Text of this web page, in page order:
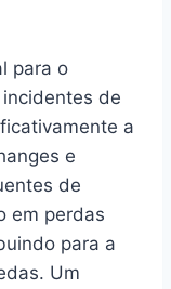
para o
de
a
e
de
em perdas
para a
Um